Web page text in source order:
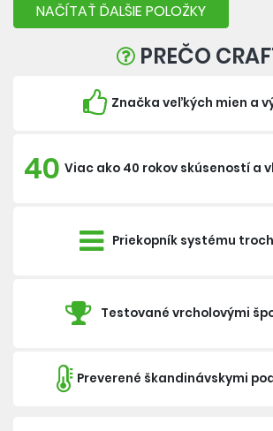
NAČÍTAŤ ĎALŠIE POLOŽKY
PREČO
Značka veľkých mien a
40 Viac ako 40 rokov skúseností a
Priekopník systému
Testované vrcholovými
Preverené škandinávskymi